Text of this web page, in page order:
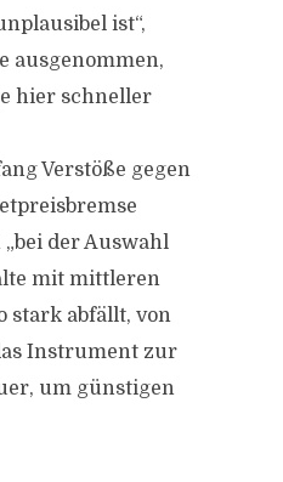
ist“,
ausgenommen,
hier schneller
Verstöße gegen
der Auswahl
mit mittleren
stark abfällt, von
Instrument zur
um günstigen